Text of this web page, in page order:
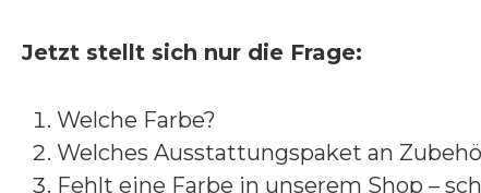
Jetzt stellt sich nur die Frage:
Welche Farbe?
Welches Ausstattungspaket an
Fehlt eine Farbe in unserem Shop –